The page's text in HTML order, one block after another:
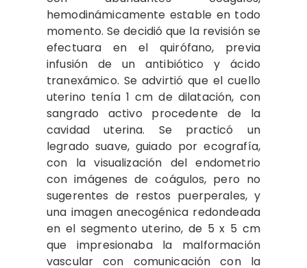
hemodinámicamente estable en todo
momento. Se decidió que la revisión se
efectuara en el quirófano, previa
infusión de un antibiótico y ácido
tranexámico. Se advirtió que el cuello
uterino tenía 1 cm de dilatación, con
sangrado activo procedente de la
cavidad uterina. Se practicó un
legrado suave, guiado por ecografía,
con la visualización del endometrio
con imágenes de coágulos, pero no
sugerentes de restos puerperales, y
una imagen anecogénica redondeada
en el segmento uterino, de 5 x 5 cm
que impresionaba la malformación
vascular con comunicación con la